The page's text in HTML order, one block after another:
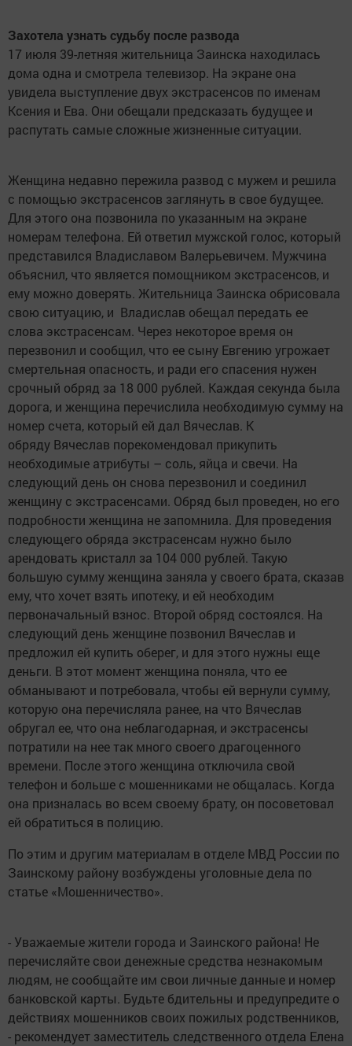
Захотела узнать судьбу после развода
17 июля 39-летняя жительница Заинска находилась
дома одна и смотрела телевизор. На экране она
увидела выступление двух экстрасенсов по именам
Ксения и Ева. Они обещали предсказать будущее и
распутать самые сложные жизненные ситуации.
Женщина недавно пережила развод с мужем и решила
с помощью экстрасенсов заглянуть в свое будущее.
Для этого она позвонила по указанным на экране
номерам телефона. Ей ответил мужской голос, который
представился Владиславом Валерьевичем. Мужчина
объяснил, что является помощником экстрасенсов, и
ему можно доверять. Жительница Заинска обрисовала
свою ситуацию, и Владислав обещал передать ее
слова экстрасенсам. Через некоторое время он
перезвонил и сообщил, что ее сыну Евгению угрожает
смертельная опасность, и ради его спасения нужен
срочный обряд за 18 000 рублей. Каждая секунда была
дорога, и женщина перечислила необходимую сумму на
номер счета, который ей дал Вячеслав. К
обряду Вячеслав порекомендовал прикупить
необходимые атрибуты – соль, яйца и свечи. На
следующий день он снова перезвонил и соединил
женщину с экстрасенсами. Обряд был проведен, но его
подробности женщина не запомнила. Для проведения
следующего обряда экстрасенсам нужно было
арендовать кристалл за 104 000 рублей. Такую
большую сумму женщина заняла у своего брата, сказав
ему, что хочет взять ипотеку, и ей необходим
первоначальный взнос. Второй обряд состоялся. На
следующий день женщине позвонил Вячеслав и
предложил ей купить оберег, и для этого нужны еще
деньги. В этот момент женщина поняла, что ее
обманывают и потребовала, чтобы ей вернули сумму,
которую она перечисляла ранее, на что Вячеслав
обругал ее, что она неблагодарная, и экстрасенсы
потратили на нее так много своего драгоценного
времени. После этого женщина отключила свой
телефон и больше с мошенниками не общалась. Когда
она призналась во всем своему брату, он посоветовал
ей обратиться в полицию.
По этим и другим материалам в отделе МВД России по
Заинскому району возбуждены уголовные дела по
статье «Мошенничество».
- Уважаемые жители города и Заинского района! Не
перечисляйте свои денежные средства незнакомым
людям, не сообщайте им свои личные данные и номер
банковской карты. Будьте бдительны и предупредите о
действиях мошенников своих пожилых родственников,
- рекомендует заместитель следственного отдела Елена